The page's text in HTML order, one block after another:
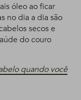
óleo ao ficar
no dia a dia são
secos e
do couro
quando você